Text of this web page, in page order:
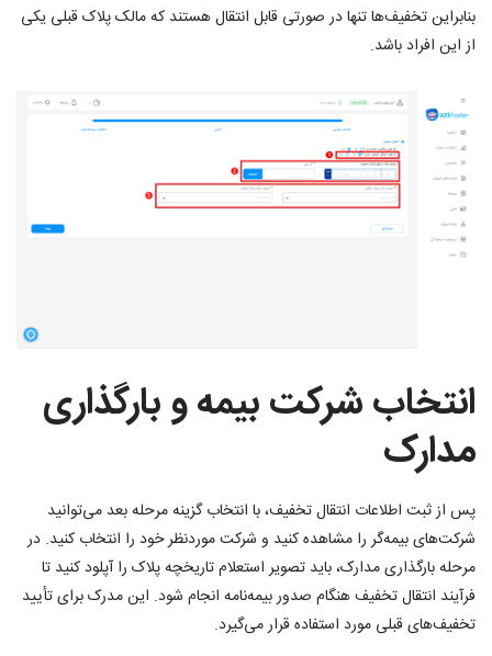
بنابراین تخفیف‌ها تنها در صورتی قابل انتقال هستند که مالک پلاک قبلی یکی
از این افراد باشد.
انتخاب شرکت بیمه و بارگذاری
مدارک
پس از ثبت اطلاعات انتقال تخفیف، با انتخاب گزینه مرحله بعد می‌توانید
شرکت‌های بیمه‌گر را مشاهده کنید و شرکت موردنظر خود را انتخاب کنید. در
مرحله بارگذاری مدارک، باید تصویر استعلام تاریخچه پلاک را آپلود کنید تا
فرآیند انتقال تخفیف هنگام صدور بیمه‌نامه انجام شود. این مدرک برای تأیید
تخفیف‌های قبلی مورد استفاده قرار می‌گیرد.